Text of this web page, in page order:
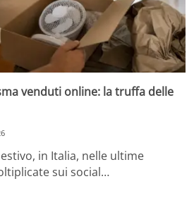
venduti online: la truffa delle
in Italia, nelle ultime
sui social…